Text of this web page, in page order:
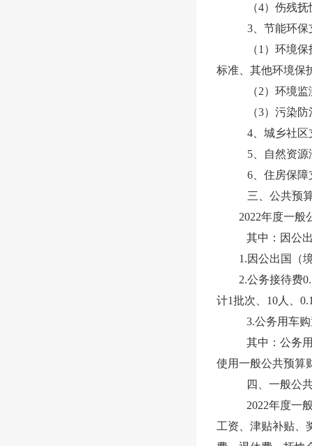
（4）伤残抚
3、节能环保
（1）环境
标准、其他环境保
（2）环境
（3）污染
4、城乡社区
5、自然资源
6、住房保障
三、公共预
2022年度一般
其中：因公
1.因公出国（
2.公务接待费
计1批次、 10 人、
3.公务用车
其中：公务
使用一般公共预算
四、一般公
2022年度一
工资、津贴补贴、